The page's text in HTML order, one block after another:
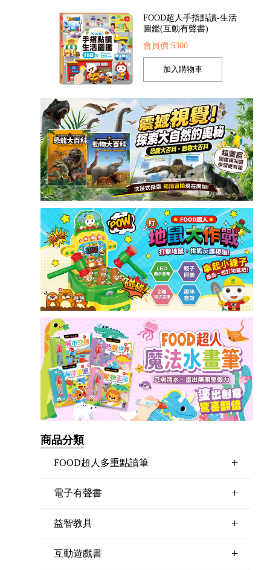
商品分類
FOOD超人多重點讀筆 +
電子有聲書 +
益智教具 +
互動遊戲書 +